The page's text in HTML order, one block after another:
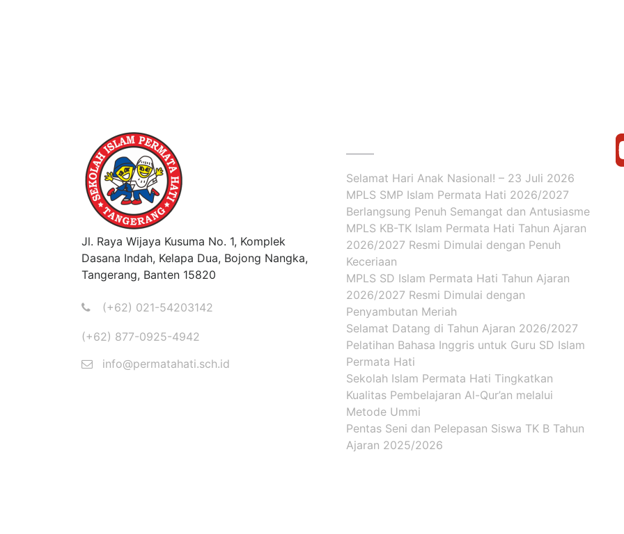
Jl. Raya Wijaya Kusuma No. 1, Komplek
Dasana Indah, Kelapa Dua, Bojong Nangka,
Tangerang, Banten 15820
(+62) 021-54203142
(+62) 877-0925-4942
info@permatahati.sch.id
Selamat Hari Anak Nasional! – 23 Juli 2026
MPLS SMP Islam Permata Hati 2026/2027
Berlangsung Penuh Semangat dan Antusiasme
MPLS KB-TK Islam Permata Hati Tahun Ajaran
2026/2027 Resmi Dimulai dengan Penuh
Keceriaan
MPLS SD Islam Permata Hati Tahun Ajaran
2026/2027 Resmi Dimulai dengan
Penyambutan Meriah
Selamat Datang di Tahun Ajaran 2026/2027
Pelatihan Bahasa Inggris untuk Guru SD Islam
Permata Hati
Sekolah Islam Permata Hati Tingkatkan
Kualitas Pembelajaran Al-Qur’an melalui
Metode Ummi
Pentas Seni dan Pelepasan Siswa TK B Tahun
Ajaran 2025/2026